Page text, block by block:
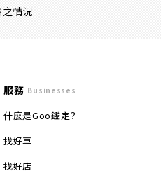
之情況
服務 Businesses
什麼是Goo鑑定？
找好車
找好店